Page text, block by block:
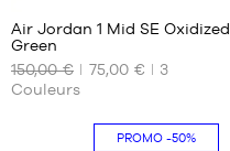
NOS
TAILLES
DISPONIBLES
Air Jordan 1 Mid SE Oxidized
Green
150,00 €
75,00 €
3
Couleurs
PROMO-50%